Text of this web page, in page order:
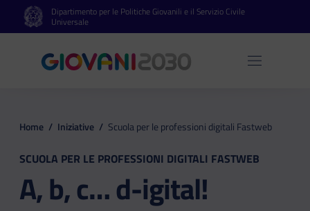
Vai al contenuto principale
Vai al footerDipartimento per le Politiche Giovanili e il Servizio Civile
Universale
Apri
Home / Iniziative / Scuola per le professioni digitali Fastweb
SCUOLA PER LE PROFESSIONI DIGITALI FASTWEB
A, b, c… d-igital!